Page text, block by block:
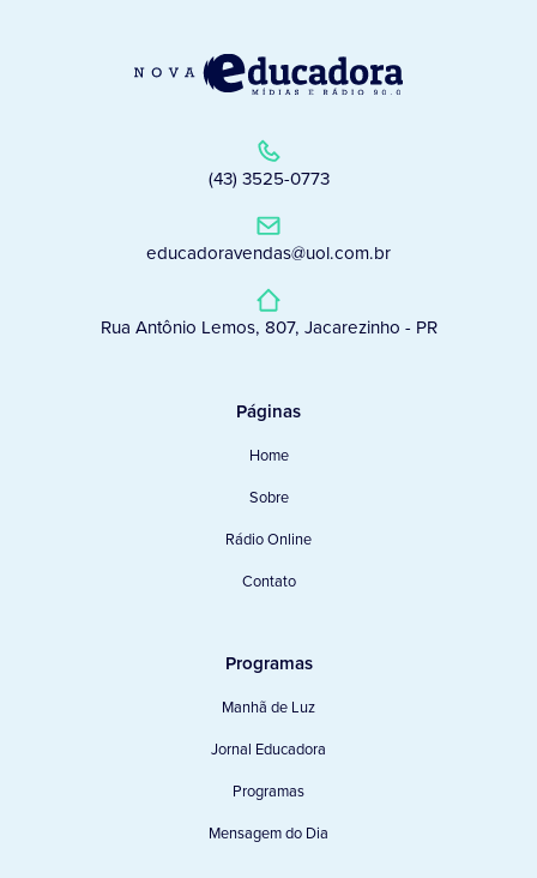
(43) 3525-0773
educadoravendas@uol.com.br
Rua Antônio Lemos, 807, Jacarezinho - PR
Páginas
Home
Sobre
Rádio Online
Contato
Programas
Manhã de Luz
Jornal Educadora
Programas
Mensagem do Dia